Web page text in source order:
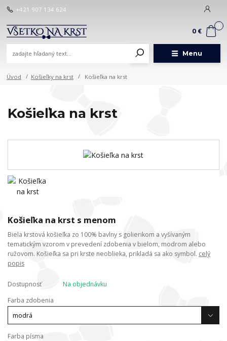
Menu
+421 907 134 624
0
0 €
Úvod Košieľky na krst Košieľka na krst
Košieľka na krst
Košieľka na krst s menom
Biela krstová košieľka zo 100% bavlny s golierikom a vyšívaným
tematickým vzorom v prevedení zdobenia v bielom, modrom alebo
ružovom. Košieľka sa pri krste neoblieka, prikladá sa ako symbol. celý
popis
Dostupnosť
Na objednávku
Farba zdobenia
Farba písma